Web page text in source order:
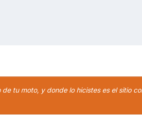
tu moto, y donde lo hicistes es el sitio